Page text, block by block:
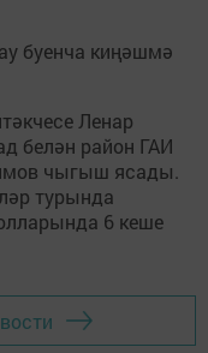
буенча киңәшмә
Ленар
белән район ГАИ
чыгыш ясады.
турында
6 кеше